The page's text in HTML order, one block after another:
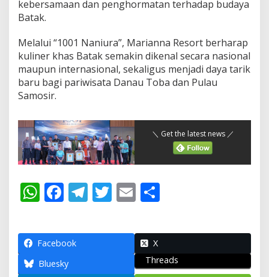
kebersamaan dan penghormatan terhadap budaya
Batak.
Melalui “1001 Naniura”, Marianna Resort berharap
kuliner khas Batak semakin dikenal secara nasional
maupun internasional, sekaligus menjadi daya tarik
baru bagi pariwisata Danau Toba dan Pulau
Samosir.
＼ Get the latest news ／
W
at
s
A
F
e
b
o
T
e
a
T
itt
E
ai
l
ar
e
Facebook
X
Bluesky
Threads